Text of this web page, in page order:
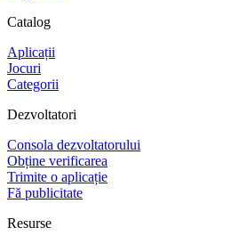
Catalog
Aplicații
Jocuri
Categorii
Dezvoltatori
Consola dezvoltatorului
Obține verificarea
Trimite o aplicație
Fă publicitate
Resurse